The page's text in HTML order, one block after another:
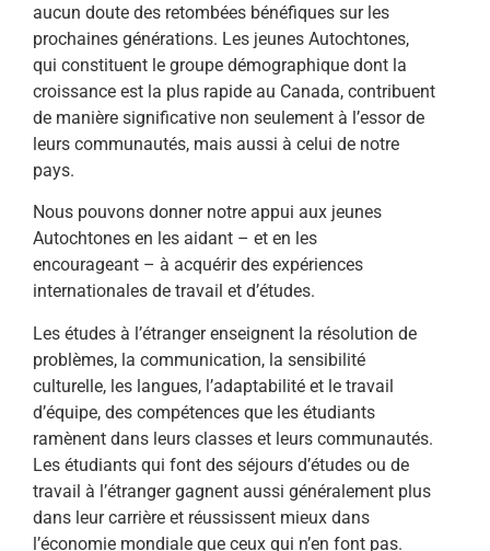
aucun doute des retombées bénéfiques sur les
prochaines générations. Les jeunes Autochtones,
qui constituent le groupe démographique dont la
croissance est la plus rapide au Canada, contribuent
de manière significative non seulement à l’essor de
leurs communautés, mais aussi à celui de notre
pays.
Nous pouvons donner notre appui aux jeunes
Autochtones en les aidant – et en les
encourageant – à acquérir des expériences
internationales de travail et d’études.
Les études à l’étranger enseignent la résolution de
problèmes, la communication, la sensibilité
culturelle, les langues, l’adaptabilité et le travail
d’équipe, des compétences que les étudiants
ramènent dans leurs classes et leurs communautés.
Les étudiants qui font des séjours d’études ou de
travail à l’étranger gagnent aussi généralement plus
dans leur carrière et réussissent mieux dans
l’économie mondiale que ceux qui n’en font pas.